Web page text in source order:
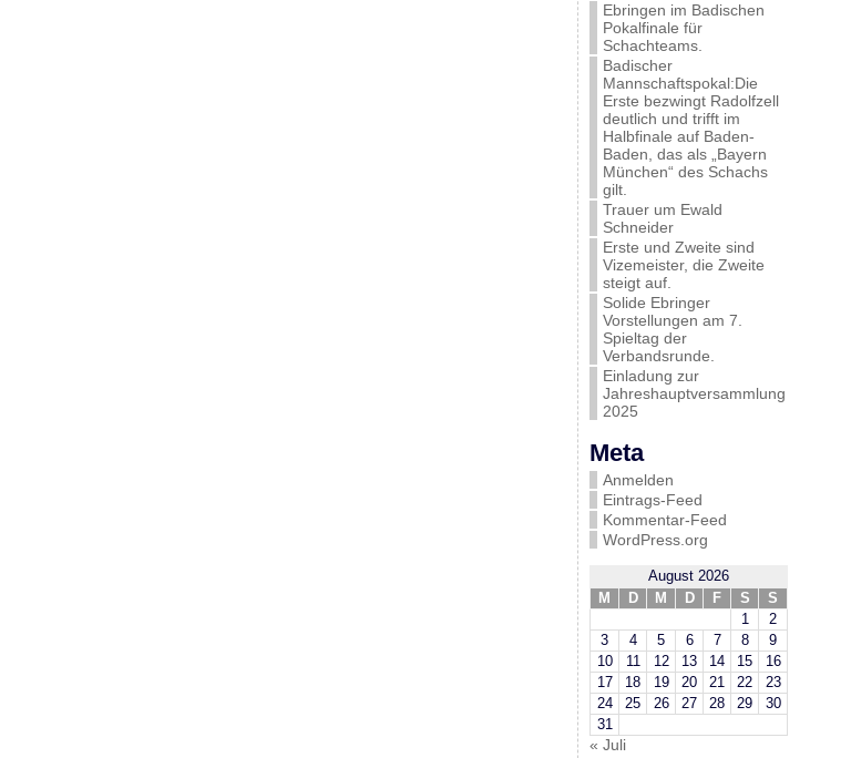
Ebringen im Badischen
Pokalfinale für
Schachteams.
Badischer
Mannschaftspokal:Die
Erste bezwingt Radolfzell
deutlich und trifft im
Halbfinale auf Baden-
Baden, das als „Bayern
München“ des Schachs
gilt.
Trauer um Ewald
Schneider
Erste und Zweite sind
Vizemeister, die Zweite
steigt auf.
Solide Ebringer
Vorstellungen am 7.
Spieltag der
Verbandsrunde.
Einladung zur
Jahreshauptversammlung
2025
Meta
Anmelden
Eintrags-Feed
Kommentar-Feed
WordPress.org
August 2026
M
D M D F S
S
1
2
3
4 5 6 7 8
9
10
11 12 13 14 15
16
17
18 19 20 21 22
23
24
25 26 27 28 29
30
31
« Juli